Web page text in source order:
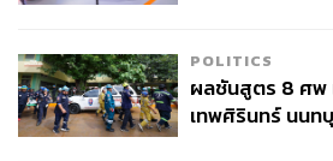
ออกแบบมาเพื่อการใช้ชีวิตที่ครบวงจร
Kaenคอนโดมิเนียมระดับ Super
พร้อมสระว่ายน้ำดาดฟ้าวิวเมือง 360
สำหรับจัดปาร์ตี้บาร์บีคิว รวมถึงโรงแร
POLITICS
ผลชันสูตร 8 ศพ
เทพศิรินทร์ นนท